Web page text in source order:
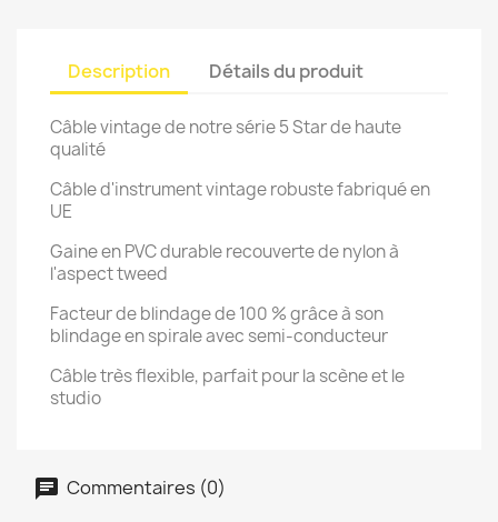
Description Détails du produit
Câble vintage de notre série 5 Star de haute
qualité
Câble d'instrument vintage robuste fabriqué en
UE
Gaine en PVC durable recouverte de nylon à
l'aspect tweed
Facteur de blindage de 100 % grâce à son
blindage en spirale avec semi-conducteur
Câble très flexible, parfait pour la scène et le
studio
Commentaires (0)